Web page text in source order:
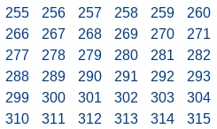
255
256 257 258 259 260
266
267 268 269 270 271
277
278 279 280 281 282
288
289 290 291 292 293
299
300 301 302 303 304
310
311 312 313 314 315